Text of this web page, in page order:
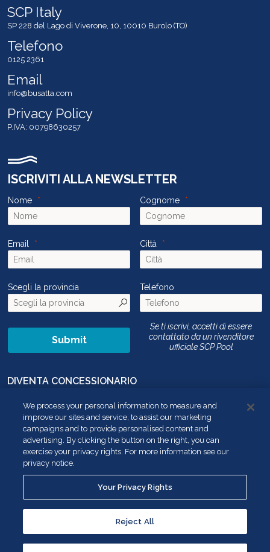
SCP Italy
SP 228 del Lago di Viverone, 10, 10010 Burolo (TO)
Telefono
0125 2361
Email
info@busatta.com
Privacy Policy
P.IVA: 00798630257
ISCRIVITI ALLA NEWSLETTER
Nome Cognome
Email Città
Scegli la provincia Telefono
Submit
Se ti iscrivi, accetti di essere
contattato da un rivenditore
ufficiale SCP Pool
DIVENTA CONCESSIONARIO
CONTATTACI
NON VENDERE LE MIE INFORMAZIONI PERSONALI
YOUR PRIVACY RIGHTS
SEGUICI SU:
We process your personal information to measure and
improve our sites and service, to assist our marketing
campaigns and to provide personalised content and
advertising. By clicking the button on the right, you can
exercise your privacy rights. For more information see our
privacy notice.
Your Privacy Rights
Reject All